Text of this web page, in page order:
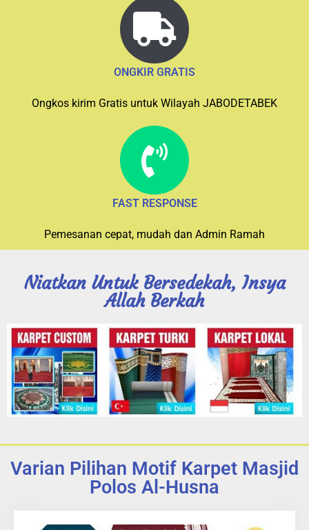
ONGKIR GRATIS
Ongkos kirim Gratis untuk Wilayah JABODETABEK
FAST RESPONSE
Pemesanan cepat, mudah dan Admin Ramah
Niatkan Untuk Bersedekah, Insya
Allah Berkah
Varian Pilihan Motif Karpet Masjid
Polos Al-Husna